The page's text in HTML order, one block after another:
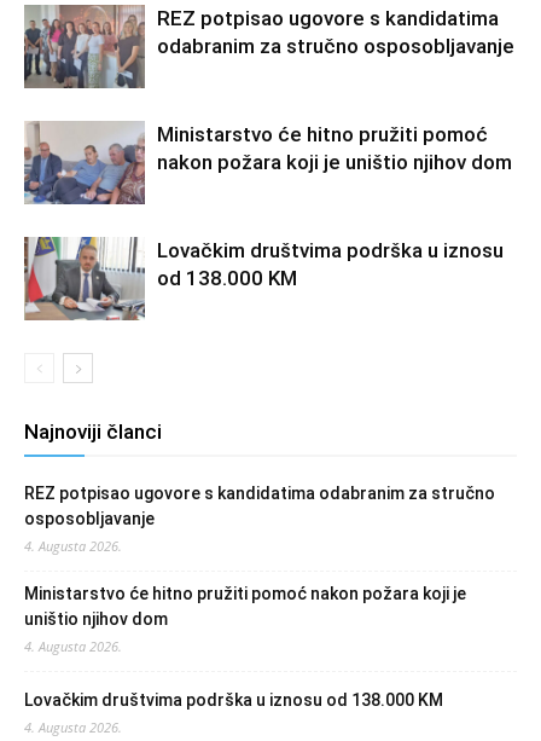
REZ potpisao ugovore s kandidatima
odabranim za stručno osposobljavanje
Ministarstvo će hitno pružiti pomoć
nakon požara koji je uništio njihov dom
Lovačkim društvima podrška u iznosu
od 138.000 KM
Najnoviji članci
REZ potpisao ugovore s kandidatima odabranim za stručno
osposobljavanje
4. Augusta 2026.
Ministarstvo će hitno pružiti pomoć nakon požara koji je
uništio njihov dom
4. Augusta 2026.
Lovačkim društvima podrška u iznosu od 138.000 KM
4. Augusta 2026.